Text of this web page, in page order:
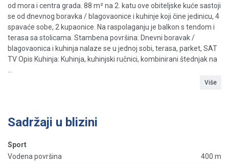
od mora i centra grada. 88 m² na 2. katu ove obiteljske kuće sastoji
se od dnevnog boravka / blagovaonice i kuhinje koji čine jedinicu, 4
spavaće sobe, 2 kupaonice. Na raspolaganju je balkon s tendom i
terasa sa stolicama. Stambena površina: Dnevni boravak /
blagovaonica i kuhinja nalaze se u jednoj sobi, terasa, parket, SAT
TV Opis Kuhinja: Kuhinja, kuhinjski ručnici, kombinirani štednjak na
...
Više
Sadržaji u blizini
Sport
Vodena površina
400 m